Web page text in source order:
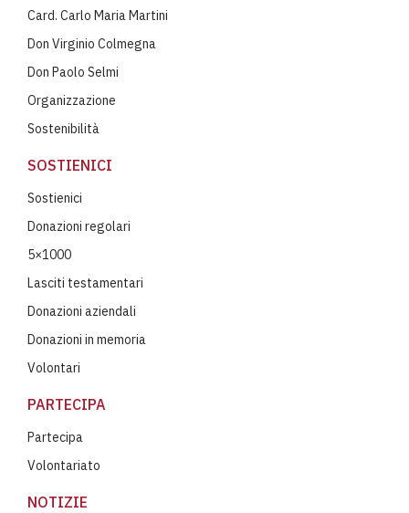
Card. Carlo Maria Martini
Don Virginio Colmegna
Don Paolo Selmi
Organizzazione
Sostenibilità
SOSTIENICI
Sostienici
Donazioni regolari
5×1000
Lasciti testamentari
Donazioni aziendali
Donazioni in memoria
Volontari
PARTECIPA
Partecipa
Volontariato
NOTIZIE